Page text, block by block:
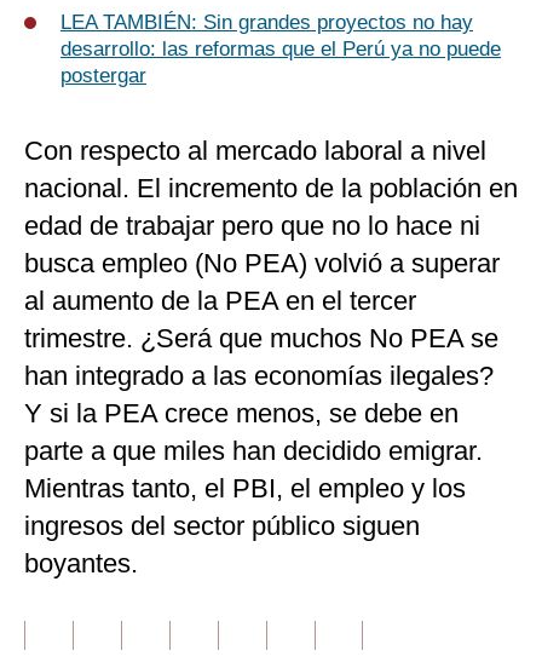
LEA TAMBIÉN: Sin grandes proyectos no hay
desarrollo: las reformas que el Perú ya no puede
postergar
Con respecto al mercado laboral a nivel
nacional. El incremento de la población en
edad de trabajar pero que no lo hace ni
busca empleo (No PEA) volvió a superar
al aumento de la PEA en el tercer
trimestre. ¿Será que muchos No PEA se
han integrado a las economías ilegales?
Y si la PEA crece menos, se debe en
parte a que miles han decidido emigrar.
Mientras tanto, el PBI, el empleo y los
ingresos del sector público siguen
boyantes.